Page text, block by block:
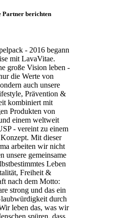
Partner berichten
- 2016 begann
mit LavaVitae.
große Vision leben -
die Werte von
auch unsere
Prävention &
kombiniert mit
Produkten von
einem weltweit
- vereint zu einem
Mit dieser
arbeiten wir nicht
unsere gemeinsame
Leben
Freiheit &
nach dem Motto:
strong und das ein
durch
leben das, was wir
spüren, dass